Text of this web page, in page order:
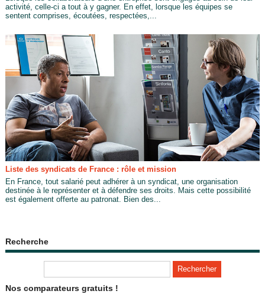
activité, celle-ci a tout à y gagner. En effet, lorsque les équipes se
sentent comprises, écoutées, respectées,...
Liste des syndicats de France : rôle et mission
En France, tout salarié peut adhérer à un syndicat, une organisation
destinée à le représenter et à défendre ses droits. Mais cette possibilité
est également offerte au patronat. Bien des...
Recherche
Nos comparateurs gratuits !